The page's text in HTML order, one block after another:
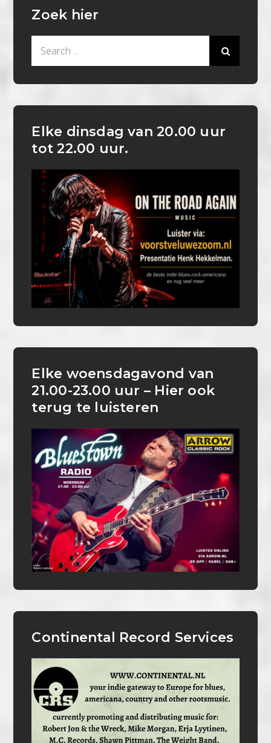
Zoek hier
Elke dinsdag van 20.00 uur
tot 22.00 uur.
Elke woensdagavond van
21.00-23.00 uur – Hier ook
terug te luisteren
Continental Record Services